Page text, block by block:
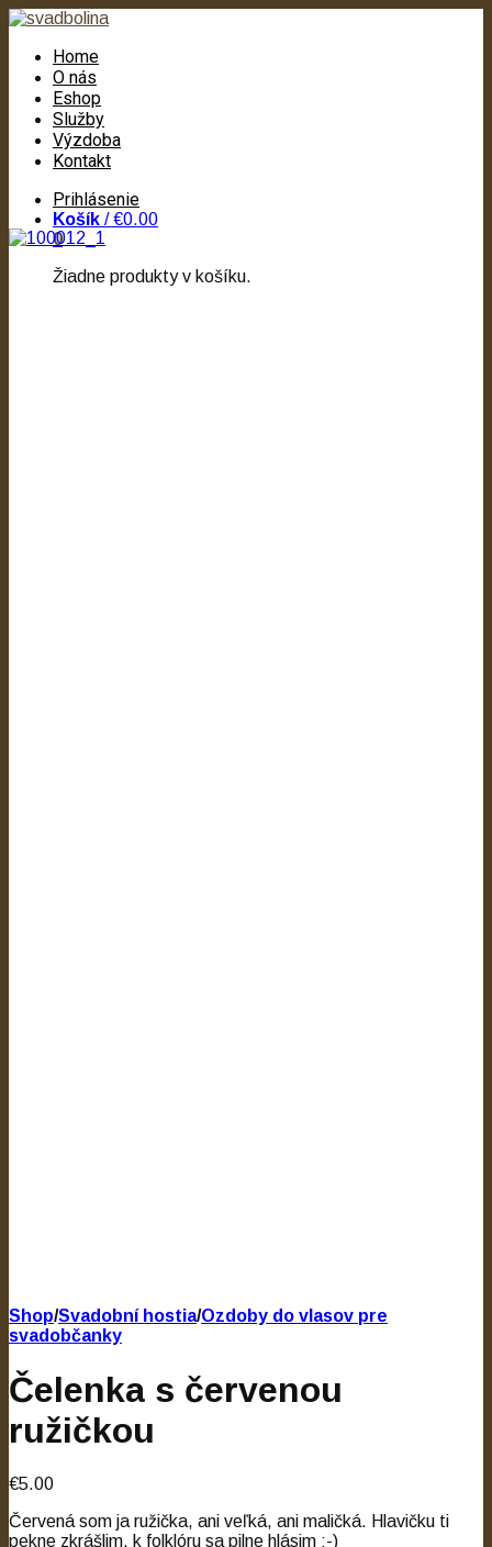
Home
O nás
Eshop
Služby
Výzdoba
Kontakt
Prihlásenie
Košík /€0.00
0
Žiadne produkty v košíku.
Shop/Svadobní hostia/Ozdoby do vlasov pre
svadobčanky
Čelenka s červenou
ružičkou
€5.00
Červená som ja ružička, ani veľká, ani maličká. Hlavičku ti
pekne zkrášlim, k folklóru sa pilne hlásim :-)